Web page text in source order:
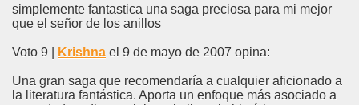
simplemente fantastica una saga preciosa para mi mejor
que el señor de los anillos
Voto 9 | Krishna el 9 de mayo de 2007 opina:
Una gran saga que recomendaría a cualquier aficionado a
la literatura fantástica. Aporta un enfoque más asociado a